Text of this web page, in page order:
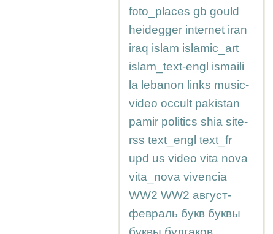
foto_places gb gould
heidegger internet iran
iraq islam islamic_art
islam_text-engl ismaili
la lebanon links music-
video occult pakistan
pamir politics shia site-
rss text_engl text_fr
upd us video vita nova
vita_nova vivencia
WW2 WW2 август-
февраль букв буквы